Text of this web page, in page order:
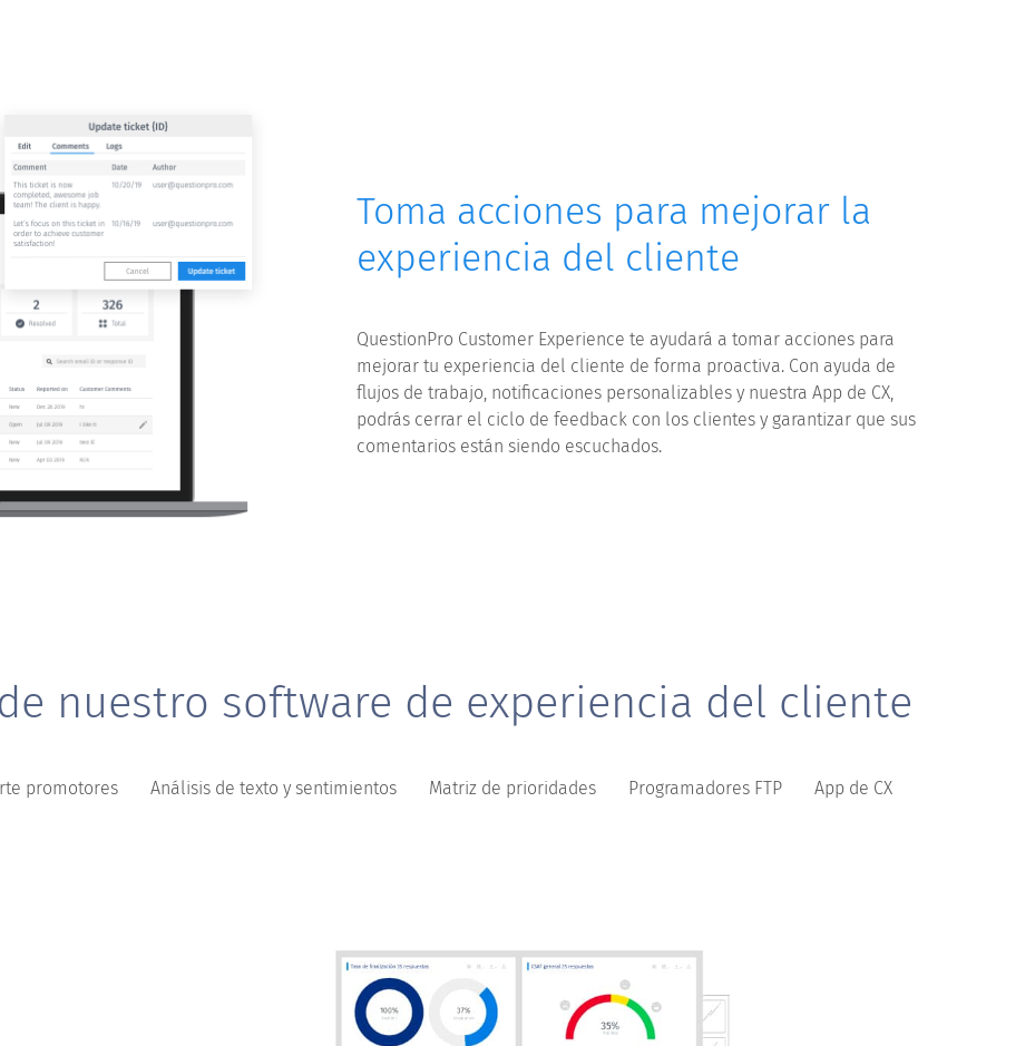
Toma acciones para mejorar la
experiencia del cliente
QuestionPro Customer Experience te ayudará a tomar acciones para
mejorar tu experiencia del cliente de forma proactiva. Con ayuda de
flujos de trabajo, notificaciones personalizables y nuestra App de CX,
podrás cerrar el ciclo de feedback con los clientes y garantizar que sus
comentarios están siendo escuchados.
nuestro software de experiencia del cliente
promotores Análisis de texto y sentimientos Matriz de prioridades Programadores FTP App de CX